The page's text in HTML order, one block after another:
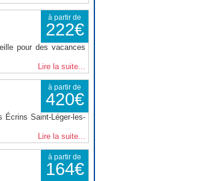
à partir de
222€
pour des vacances
Lire la suite...
à partir de
420€
Saint-Léger-les-
Lire la suite...
à partir de
164€